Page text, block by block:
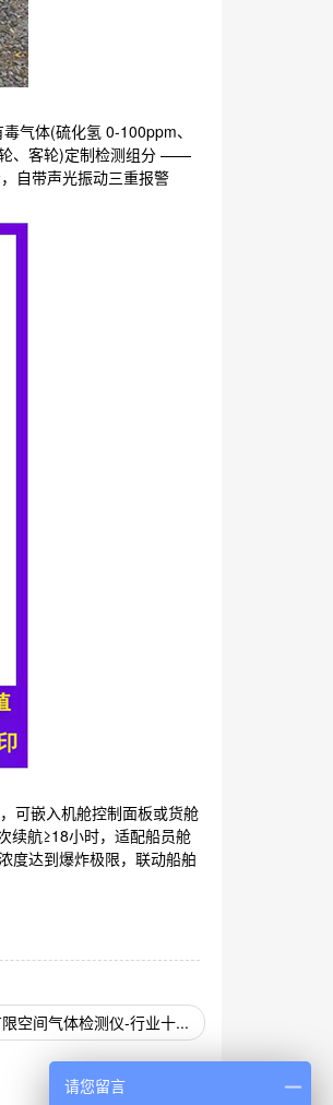
气体(硫化氢 0-100ppm、
轮、客轮)定制检测组分 ——
自带声光振动三重报警
可嵌入机舱控制面板或货舱
续航≥18小时，适配船员舱
度达到爆炸极限，联动船舶
空间气体检测仪-行业十...
请您留言